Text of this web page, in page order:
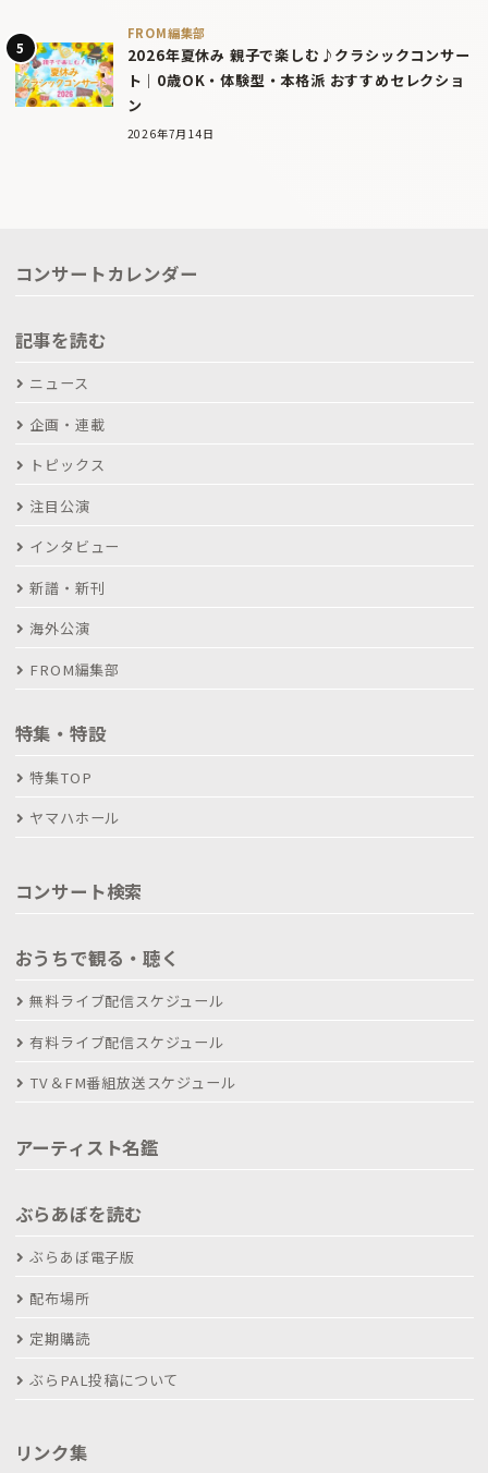
FROM編集部
2026年夏休み 親子で楽しむ♪クラシックコンサー
ト｜0歳OK・体験型・本格派 おすすめセレクショ
ン
2026年7月14日
コンサートカレンダー
記事を読む
ニュース
企画・連載
トピックス
注目公演
インタビュー
新譜・新刊
海外公演
FROM編集部
特集・特設
特集TOP
ヤマハホール
コンサート検索
おうちで観る・聴く
無料ライブ配信スケジュール
有料ライブ配信スケジュール
TV＆FM番組放送スケジュール
アーティスト名鑑
ぶらあぼを読む
ぶらあぼ電子版
配布場所
定期購読
ぶらPAL投稿について
リンク集